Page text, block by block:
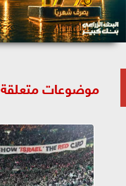
موضوعات متعلقة